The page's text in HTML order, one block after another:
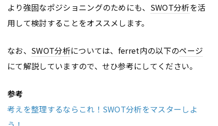
より強固なポジショニングのためにも、 SWOT分析を活
用して検討することをオススメします。
なお、 SWOT分析については、ferret内の以下のページ
にて解説していますので、せひ参考にしてください。
参考
考えを整理するならこれ！SWOT分析をマスターしよ